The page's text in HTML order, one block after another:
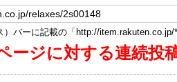
バーに記載の「http://
ージに対する連続投